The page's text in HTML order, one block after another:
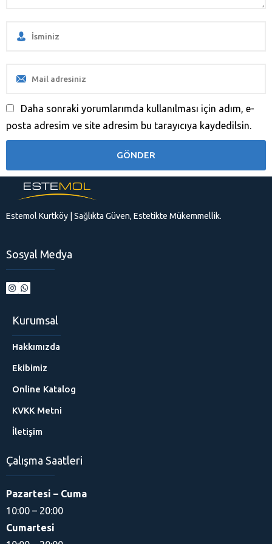
Daha sonraki yorumlarımda kullanılması için adım, e-
posta adresim ve site adresim bu tarayıcıya kaydedilsin.
Estemol Kurtköy | Sağlıkta Güven, Estetikte Mükemmellik.
Sosyal Medya
Kurumsal
Hakkımızda
Ekibimiz
Online Katalog
KVKK Metni
İletişim
Çalışma Saatleri
Pazartesi – Cuma
10:00 – 20:00
Cumartesi